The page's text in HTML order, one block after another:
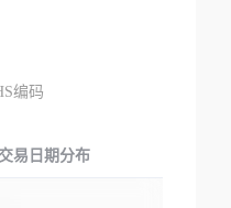
编码
交易日期分布